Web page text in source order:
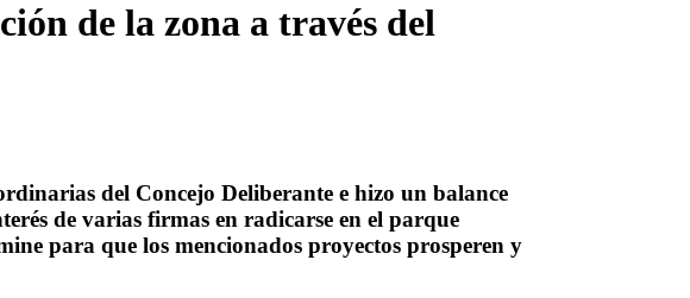
de la zona a través del
del Concejo Deliberante e hizo un balance
de varias firmas en radicarse en el parque
para que los mencionados proyectos prosperen y